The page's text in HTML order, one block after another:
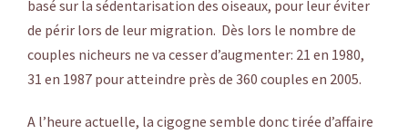
basé sur la sédentarisation des oiseaux, pour leur éviter
de périr lors de leur migration. Dès lors le nombre de
couples nicheurs ne va cesser d’augmenter: 21 en 1980,
31 en 1987 pour atteindre près de 360 couples en 2005.
A l’heure actuelle, la cigogne semble donc tirée d’affaire